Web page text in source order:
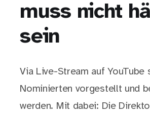
muss nicht
sein
Via Live-Stream auf YouTube
Nominierten vorgestellt und
werden. Mit dabei: Die